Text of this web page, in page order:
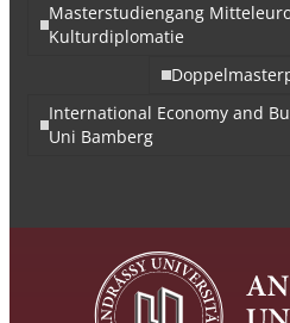
Masterstudiengang
Kulturdiplomatie
International Economy and
Uni Bamberg